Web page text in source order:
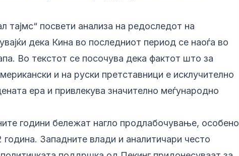
посвети анализa на редоследот на
дека Кина во последниот период се наоѓа во
Во текстот се посочува дека фактот што за
и на руски претставници е исклучително
ера и привлекува значително меѓународно
години бележат нагло продлабочување, особено
година. Западните влади и аналитичари често